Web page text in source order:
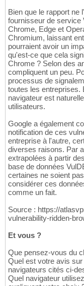
Bien que le rapport ne
fournisseur de service
Chrome, Edge et
Chromium, laissant
pourraient avoir un
qu'est-ce que cela
Chrome ? Selon des
compliquent un peu.
processus de
toutes les entreprises.
navigateur est
utilisateurs.
Google a également
notification de ces
entreprise à l'autre,
diverses raisons. Par
extrapolées à partir
base de données
certaines ne soient
considérer ces
comme un fait.
Source : https://
vulnerability-ridden-
Et vous ?
Que pensez-vous du
Quel est votre avis
navigateurs cités ci-
Quel navigateur